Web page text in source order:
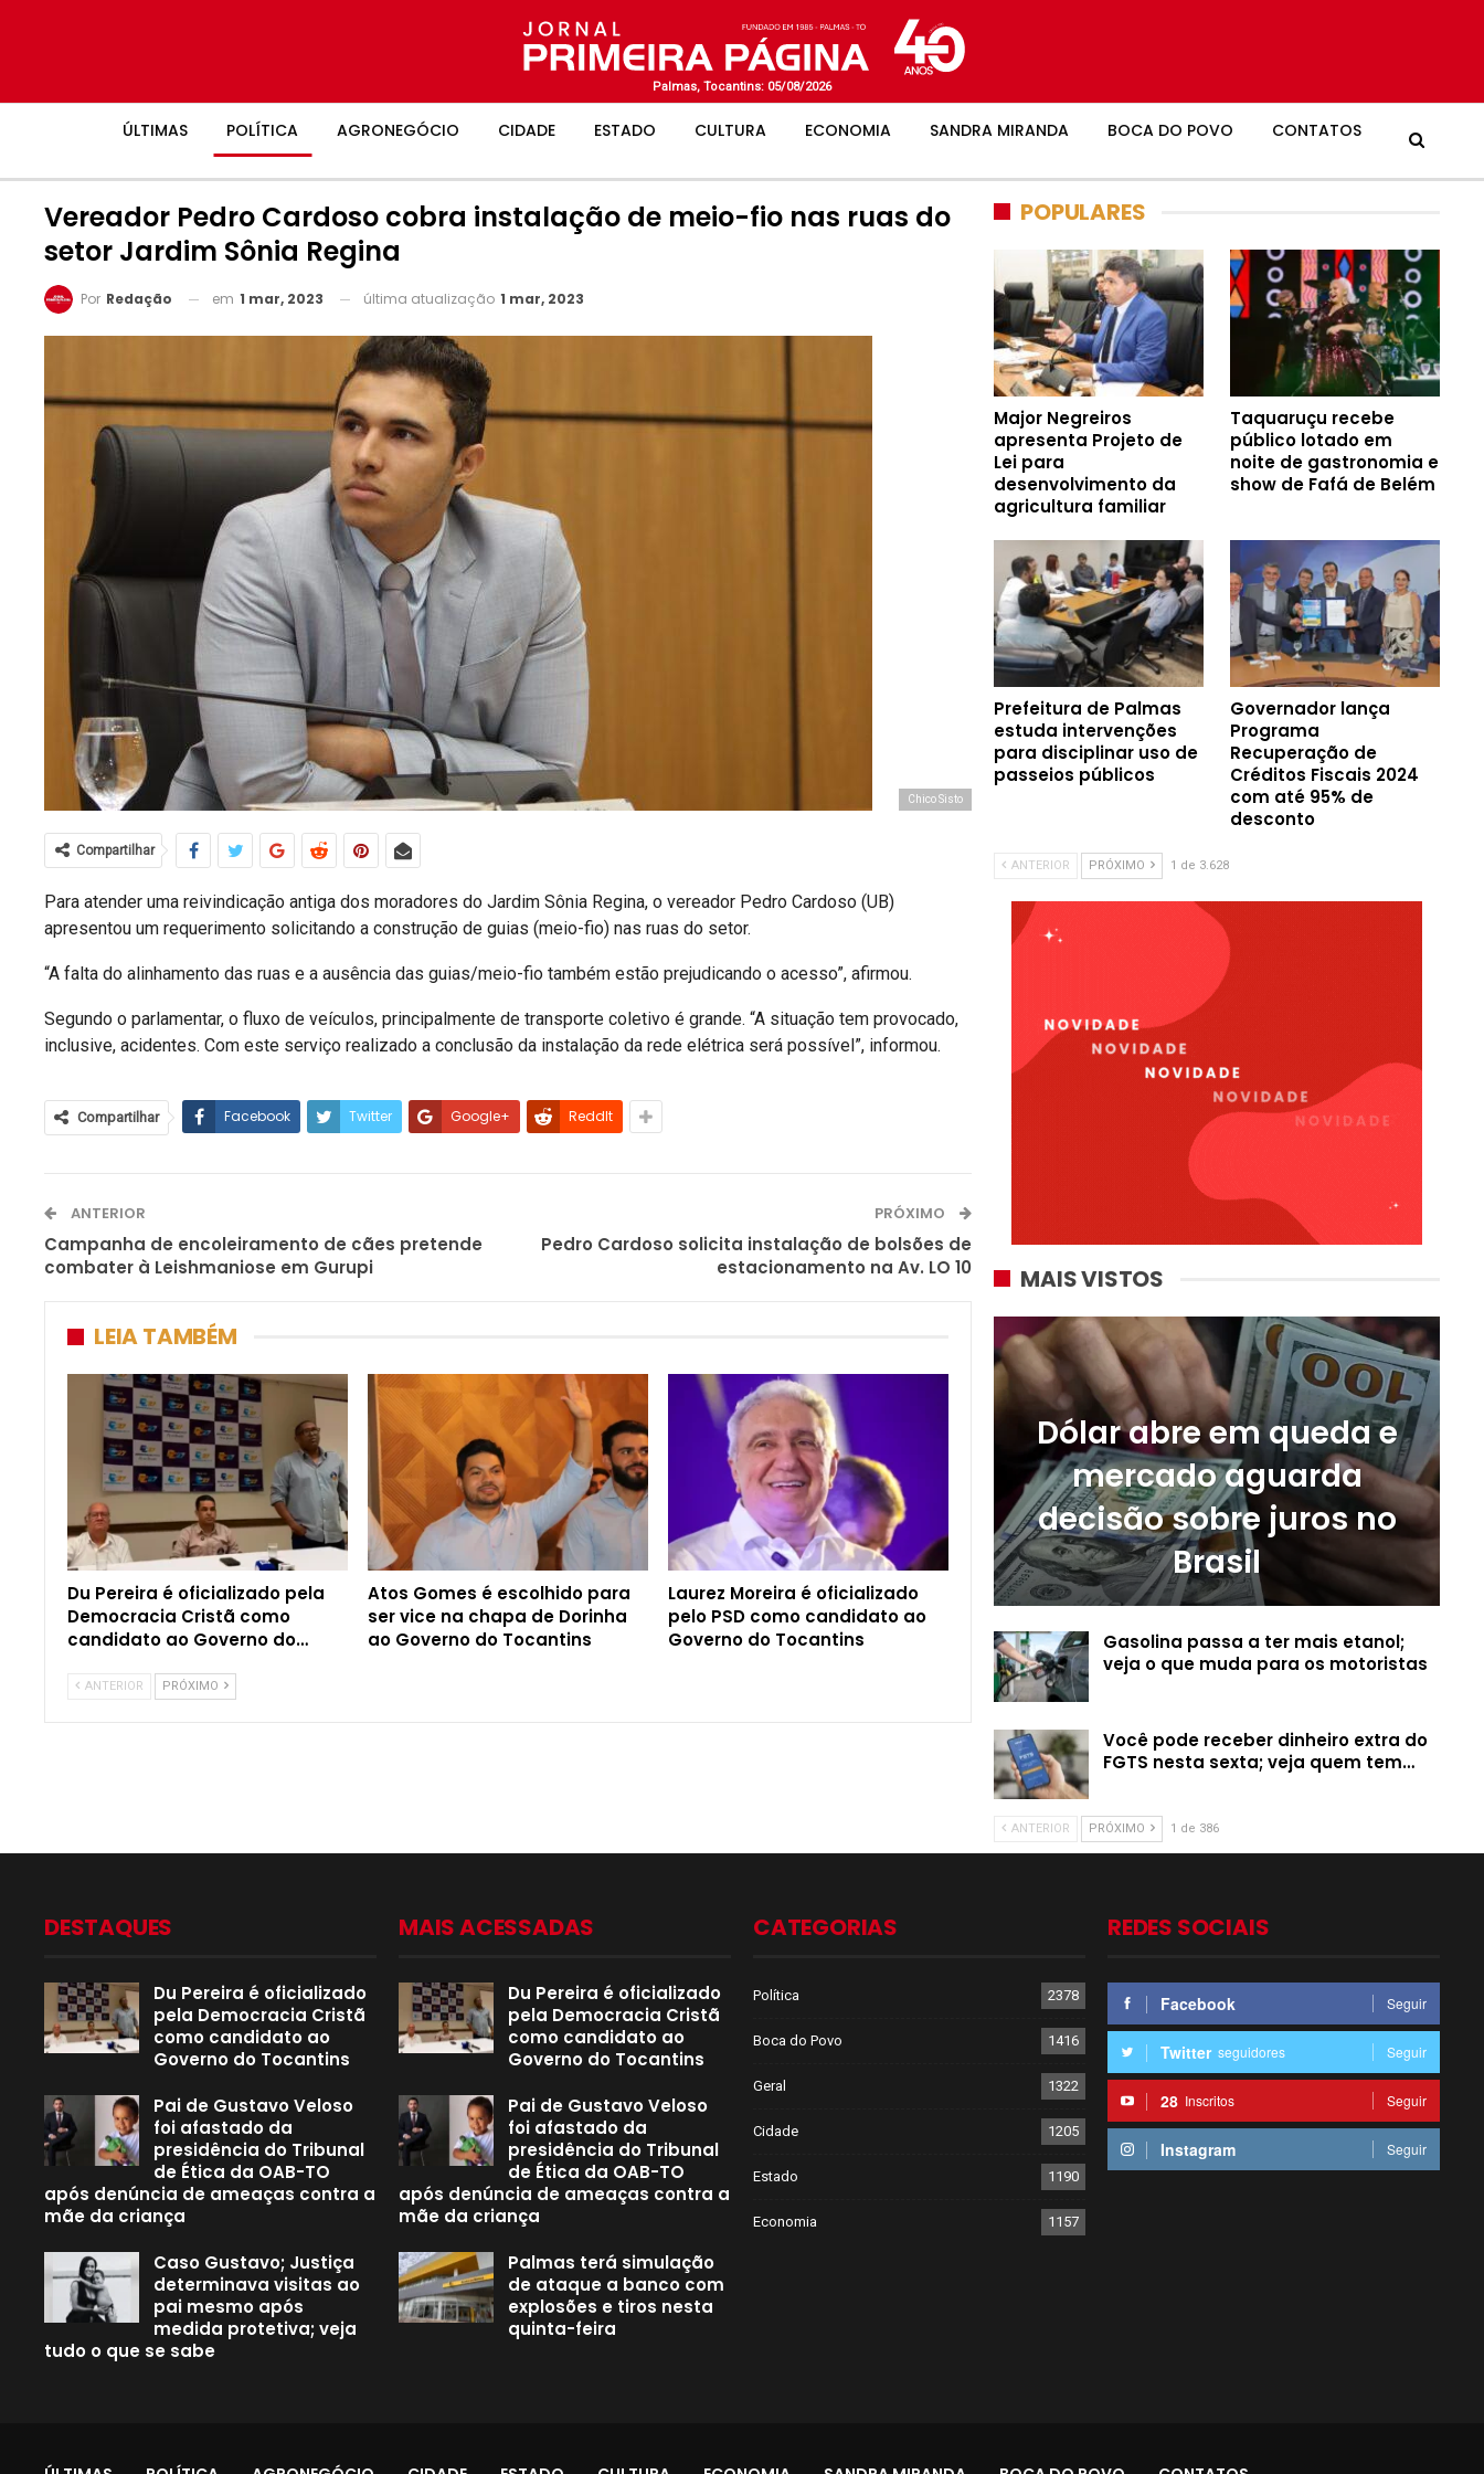
Palmas, Tocantins: 05/08/2026
ÚLTIMAS POLÍTICA AGRONEGÓCIO CIDADE ESTADO CULTURA ECONOMIA SANDRA MIRANDA BOCA DO POVO CONTATOS
Vereador Pedro Cardoso cobra instalação de meio-fio nas ruas do
setor Jardim Sônia Regina
Por Redação em 1 mar, 2023 última atualização 1 mar, 2023
Chico Sisto
Compartilhar
Para atender uma reivindicação antiga dos moradores do Jardim Sônia Regina, o vereador Pedro Cardoso (UB)
apresentou um requerimento solicitando a construção de guias (meio-fio) nas ruas do setor.
“A falta do alinhamento das ruas e a ausência das guias/meio-fio também estão prejudicando o acesso”, afirmou.
Segundo o parlamentar, o fluxo de veículos, principalmente de transporte coletivo é grande. “A situação tem provocado,
inclusive, acidentes. Com este serviço realizado a conclusão da instalação da rede elétrica será possível”, informou.
Compartilhar Facebook Twitter Google+ ReddIt
ANTERIOR
Campanha de encoleiramento de cães pretende
combater à Leishmaniose em Gurupi
PRÓXIMO
Pedro Cardoso solicita instalação de bolsões de
estacionamento na Av. LO 10
LEIA TAMBÉM
Du Pereira é oficializado pela
Democracia Cristã como
candidato ao Governo do…
Atos Gomes é escolhido para
ser vice na chapa de Dorinha
ao Governo do Tocantins
Laurez Moreira é oficializado
pelo PSD como candidato ao
Governo do Tocantins
ANTERIOR PRÓXIMO
POPULARES
Major Negreiros
apresenta Projeto de
Lei para
desenvolvimento da
agricultura familiar
Taquaruçu recebe
público lotado em
noite de gastronomia e
show de Fafá de Belém
Prefeitura de Palmas
estuda intervenções
para disciplinar uso de
passeios públicos
Governador lança
Programa
Recuperação de
Créditos Fiscais 2024
com até 95% de
desconto
ANTERIOR PRÓXIMO 1 de 3.628
MAIS VISTOS
Dólar abre em queda e
mercado aguarda
decisão sobre juros no
Brasil
Gasolina passa a ter mais etanol;
veja o que muda para os motoristas
Você pode receber dinheiro extra do
FGTS nesta sexta; veja quem tem…
ANTERIOR PRÓXIMO 1 de 386
DESTAQUES
Du Pereira é oficializado
pela Democracia Cristã
como candidato ao
Governo do Tocantins
Pai de Gustavo Veloso
foi afastado da
presidência do Tribunal
de Ética da OAB-TO
após denúncia de ameaças contra a
mãe da criança
Caso Gustavo; Justiça
determinava visitas ao
pai mesmo após
medida protetiva; veja
tudo o que se sabe
MAIS ACESSADAS
Du Pereira é oficializado
pela Democracia Cristã
como candidato ao
Governo do Tocantins
Pai de Gustavo Veloso
foi afastado da
presidência do Tribunal
de Ética da OAB-TO
após denúncia de ameaças contra a
mãe da criança
Palmas terá simulação
de ataque a banco com
explosões e tiros nesta
quinta-feira
CATEGORIAS
Política 2378
Boca do Povo 1416
Geral 1322
Cidade 1205
Estado 1190
Economia 1157
REDES SOCIAIS
Facebook Seguir
Twitter seguidores Seguir
28 Inscritos Seguir
Instagram Seguir